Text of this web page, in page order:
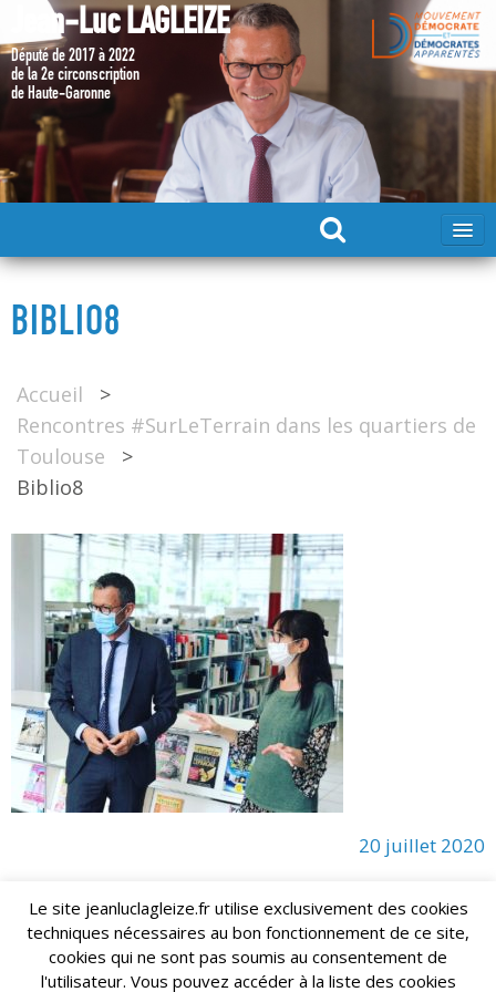
Jean-Luc LAGLEIZE
Député de 2017 à 2022
de la 2e circonscription
de Haute-Garonne
DÉPUTÉ 2017 – 2022
MES ACTIONS 2017 – 2022
BIBLIO8
Accueil
>
Rencontres #SurLeTerrain dans les quartiers de
Toulouse
>
Biblio8
20 juillet 2020
Jean-Luc LAGLEIZE - e-mail : lagleize2024@gmail.com
Mentions Légales- Copyright © 2024. Tous droits réservés.
Le site jeanluclagleize.fr utilise exclusivement des cookies
techniques nécessaires au bon fonctionnement de ce site,
cookies qui ne sont pas soumis au consentement de
l'utilisateur. Vous pouvez accéder à la liste des cookies